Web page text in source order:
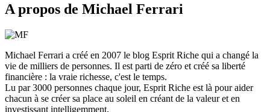
A propos de Michael Ferrari
Michael Ferrari a créé en 2007 le blog Esprit Riche qui a changé la
vie de milliers de personnes. Il est parti de zéro et créé sa liberté
financière : la vraie richesse, c'est le temps.
Lu par 3000 personnes chaque jour, Esprit Riche est là pour aider
chacun à se créer sa place au soleil en créant de la valeur et en
investissant intelligemment.